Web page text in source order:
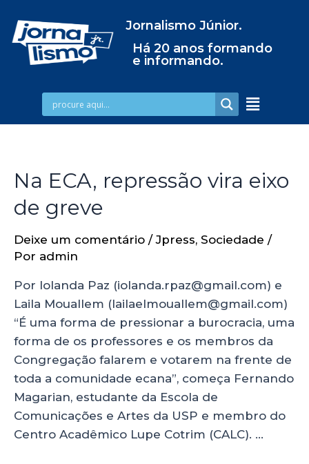
Jornalismo Júnior.
Há 20 anos formando
e informando.
Na ECA, repressão vira eixo
de greve
Deixe um comentário /Jpress, Sociedade /
Por admin
Por Iolanda Paz (iolanda.rpaz@gmail.com) e
Laila Mouallem (lailaelmouallem@gmail.com)
“É uma forma de pressionar a burocracia, uma
forma de os professores e os membros da
Congregação falarem e votarem na frente de
toda a comunidade ecana”, começa Fernando
Magarian, estudante da Escola de
Comunicações e Artes da USP e membro do
Centro Acadêmico Lupe Cotrim (CALC). …